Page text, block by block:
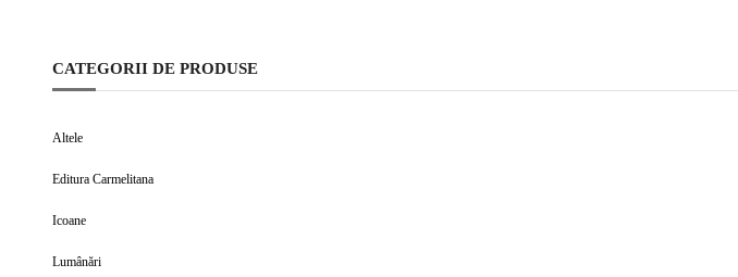
CATEGORII DE PRODUSE
Altele
Editura Carmelitana
Icoane
Lumânări